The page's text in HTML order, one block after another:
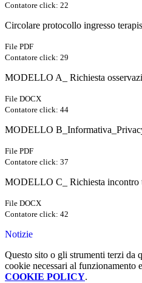
Contatore click: 22
Circolare protocollo ingresso
File PDF
Contatore click: 29
MODELLO A_ Richiesta
File DOCX
Contatore click: 44
MODELLO
File PDF
Contatore click: 37
MODELLO C_ Richiesta incontro
File DOCX
Contatore click: 42
Notizie
Questo sito o gli strumenti terzi da
cookie necessari al
COOKIE POLICY.